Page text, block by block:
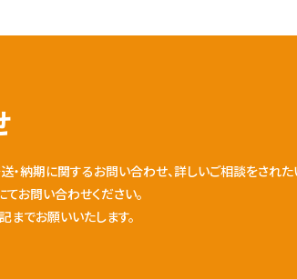
・納期に関するお問い合わせ、詳しいご相談をされた
お問い合わせください。
でお願いいたします。